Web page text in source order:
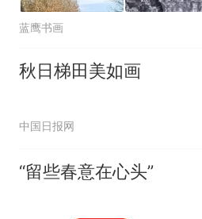
蓝鹰书画
秋日梯田美如画
中国日报网
“留些春意在心头”